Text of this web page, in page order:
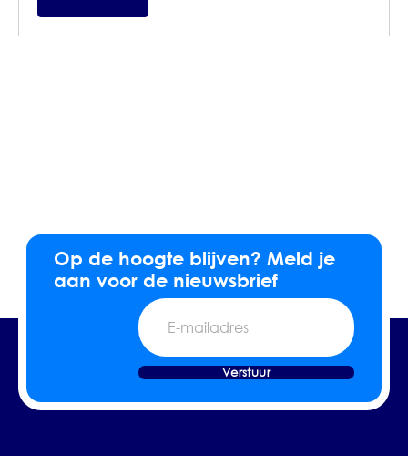
Op de hoogte blijven? Meld je
aan voor de nieuwsbrief
E-
mailadres
Verstuur